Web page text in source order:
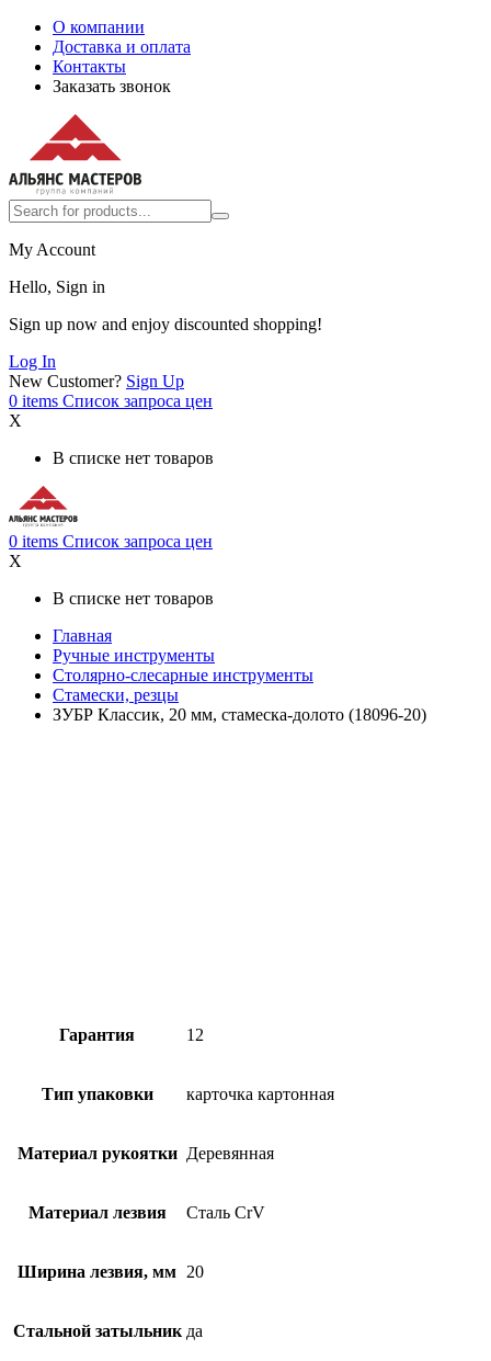
О компании
Доставка и оплата
Контакты
Заказать звонок
My Account
Hello, Sign in
Sign up now and enjoy discounted shopping!
Log In
New Customer? Sign Up
0 items Список запроса цен
X
В списке нет товаров
0 items Список запроса цен
X
В списке нет товаров
Главная
Ручные инструменты
Столярно-слесарные инструменты
Стамески, резцы
ЗУБР Классик, 20 мм, стамеска-долото (18096-20)
Гарантия 12
Тип упаковки карточка картонная
Материал рукоятки Деревянная
Материал лезвия Сталь CrV
Ширина лезвия, мм 20
Стальной затыльник да